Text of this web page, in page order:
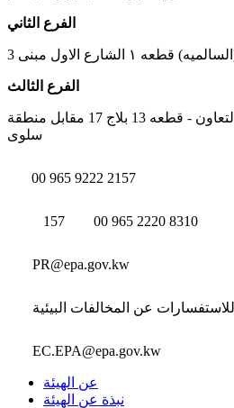
الفرع الثاني
١ الشارع الاول مبنى 3
الفرع الثالث
شاطئ انجفة - شارع التعاون - قطعه 13 بلاج 17 مقابل منطقة
سلوى
00 965 9222 2157
157 00 965 2220 8310
PR@epa.gov.kw
للاستفسارات عن المخالفات البيئية
EC.EPA@epa.gov.kw
عن الهيئة
نبذة عن الهيئة